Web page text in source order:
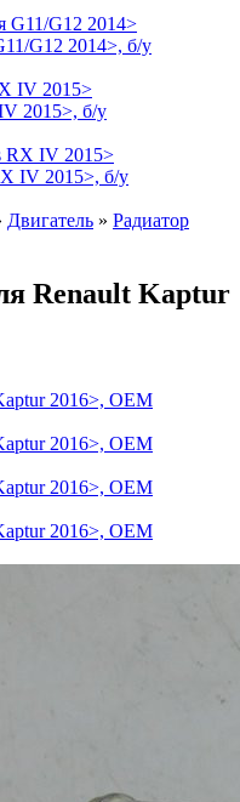
G12 2014>, б/у
2015>, б/у
IV 2015>, б/у
Двигатель » Радиатор
Renault Kaptur